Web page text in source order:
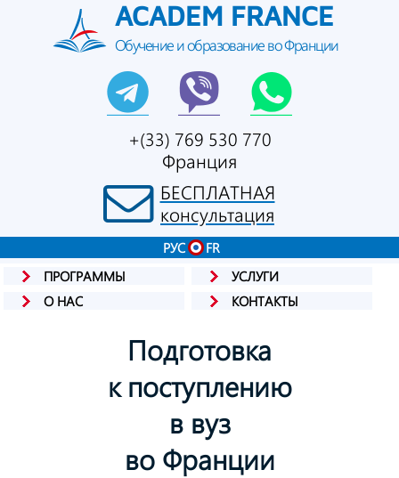
ACADEM FRANCE
Обучение и образование во Франции
+(33) 769 530 770
Франция
БЕСПЛАТНАЯ
консультация
РУС
FR
ПРОГРАММЫ
УСЛУГИ
О НАС
КОНТАКТЫ
Подготовка
к поступлению
в вуз
во Франции